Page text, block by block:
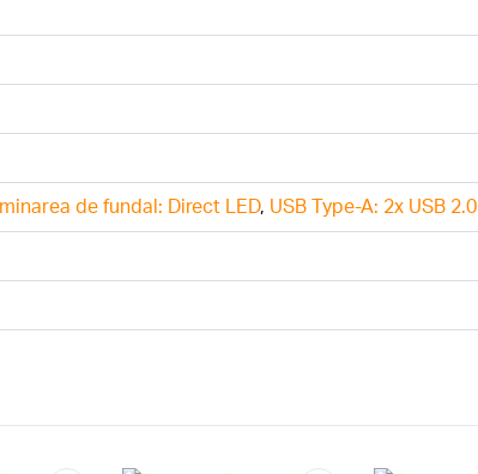
de fundal: Direct LED, USB Type-A: 2x USB 2.0